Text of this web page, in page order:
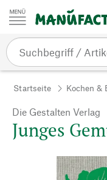
Zum Inhalt springen
Startseite Kochen &
Die Gestalten Verlag
Junges